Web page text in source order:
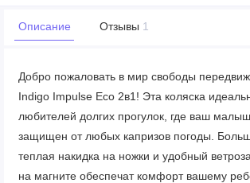
Описание Отзывы 1
Добро пожаловать в мир свободы
Indigo Impulse Eco 2в1! Эта коляска
любителей долгих прогулок, где ваш
защищен от любых капризов погоды.
теплая накидка на ножки и удобный
на магните обеспечат комфорт вашему